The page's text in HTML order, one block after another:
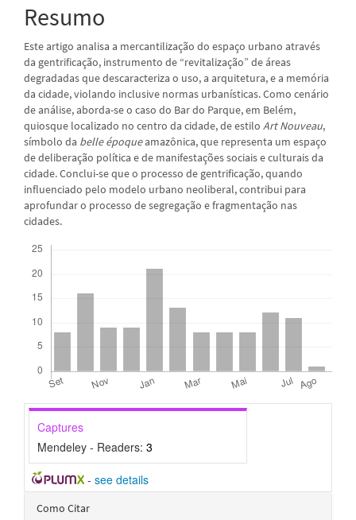
principal
Resumo
Este artigo analisa a mercantilização do espaço urbano através
da gentrificação, instrumento de “revitalização” de áreas
degradadas que descaracteriza o uso, a arquitetura, e a memória
da cidade, violando inclusive normas urbanísticas. Como cenário
de análise, aborda-se o caso do Bar do Parque, em Belém,
quiosque localizado no centro da cidade, de estilo Art Nouveau,
símbolo da belle époqueamazônica, que representa um espaço
de deliberação política e de manifestações sociais e culturais da
cidade. Conclui-se que o processo de gentrificação, quando
influenciado pelo modelo urbano neoliberal, contribui para
aprofundar o processo de segregação e fragmentação nas
cidades.
Captures
Mendeley - Readers: 3
- see details
Detalhes
Como Citar